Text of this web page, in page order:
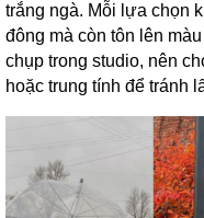
trắng ngà. Mỗi lựa chọn
đông mà còn tôn lên
chụp trong studio, nên
hoặc trung tính để tránh